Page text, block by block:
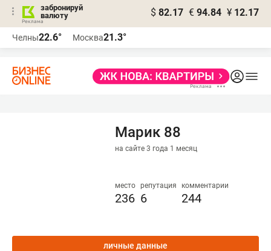
забронируй
валюту
$ 82.17 € 94.84 ¥ 12.17
Челны22.6° Москва21.3°
Марик 88
на сайте 3 года 1 месяц
место
236
репутация
6
комментарии
244
личные данные